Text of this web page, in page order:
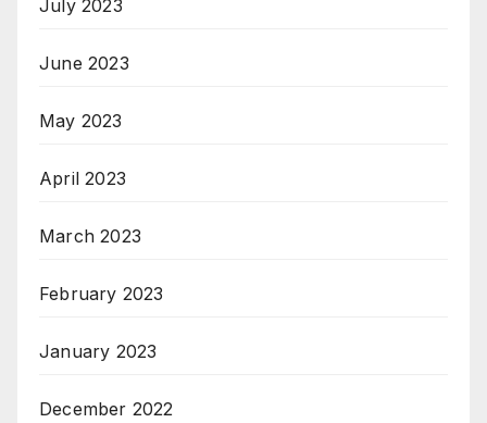
July 2023
June 2023
May 2023
April 2023
March 2023
February 2023
January 2023
December 2022